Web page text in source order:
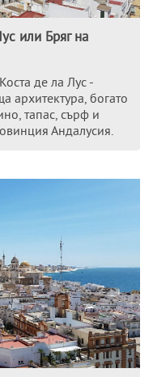
или Бряг на
де ла Лус -
архитектура, богато
тапас, сърф и
Андалусия.